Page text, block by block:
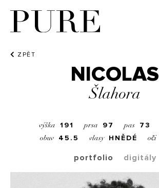
ZPĚT
NICOLAS
Šlahora
výška 191 prsa 97 pas 73
obuv 45.5 vlasy HNĚDÉ oči
portfolio digitály